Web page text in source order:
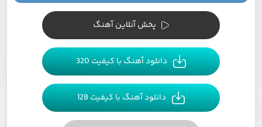
پخش آنلاین آهنگ
دانلود آهنگ با کیفیت 320
دانلود آهنگ با کیفیت 128